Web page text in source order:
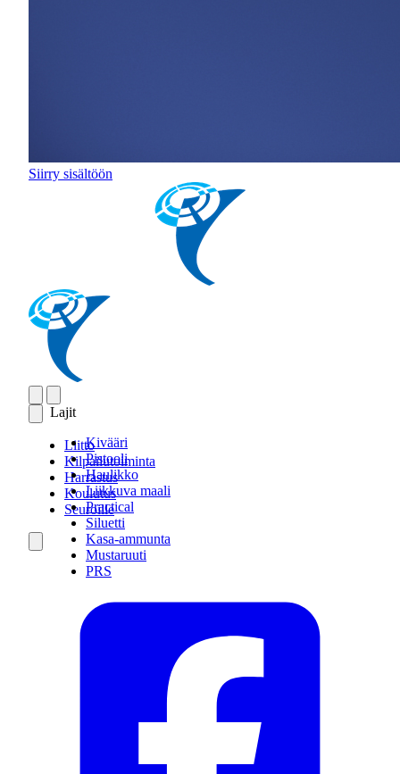
Siirry sisältöön
Lajit
Kivääri
Pistooli
Haulikko
Liikkuva maali
Practical
Siluetti
Kasa-ammunta
Mustaruuti
PRS
Liitto
Kilpailutoiminta
Harrastus
Koulutus
Seuroille